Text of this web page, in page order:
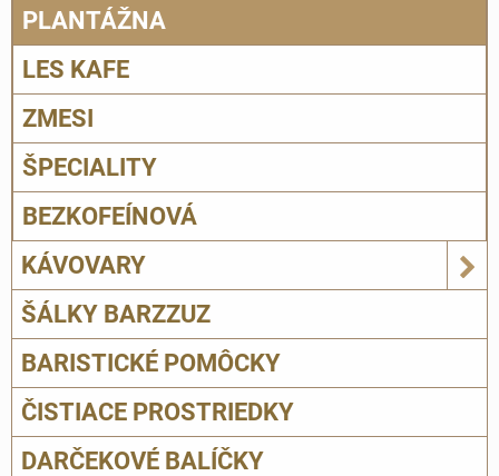
PLANTÁŽNA
LES KAFE
ZMESI
ŠPECIALITY
BEZKOFEÍNOVÁ
KÁVOVARY
ŠÁLKY BARZZUZ
BARISTICKÉ POMÔCKY
ČISTIACE PROSTRIEDKY
DARČEKOVÉ BALÍČKY